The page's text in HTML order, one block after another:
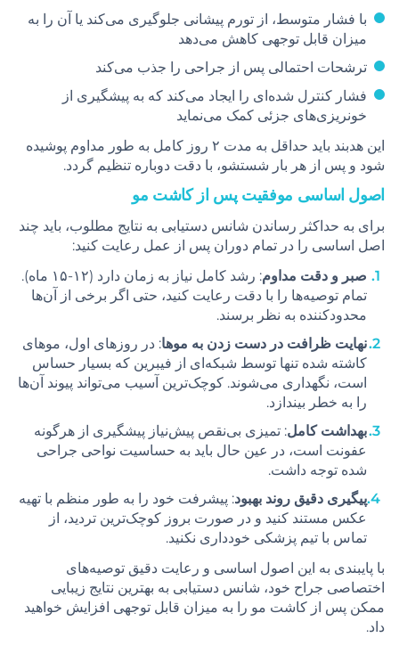
با فشار متوسط، از تورم پیشانی جلوگیری می‌کند یا آن را به
میزان قابل توجهی کاهش می‌دهد
ترشحات احتمالی پس از جراحی را جذب می‌کند
فشار کنترل شده‌ای را ایجاد می‌کند که به پیشگیری از
خونریزی‌های جزئی کمک می‌نماید
این هدبند باید حداقل به مدت ۲ روز کامل به طور مداوم پوشیده
شود و پس از هر بار شستشو، با دقت دوباره تنظیم گردد.
اصول اساسی موفقیت پس از کاشت مو
برای به حداکثر رساندن شانس دستیابی به نتایج مطلوب، باید چند
اصل اساسی را در تمام دوران پس از عمل رعایت کنید:
صبر و دقت مداوم
: رشد کامل نیاز به زمان دارد (۱۲-۱۵ ماه).
تمام توصیه‌ها را با دقت رعایت کنید، حتی اگر برخی از آن‌ها
محدودکننده به نظر برسند.
نهایت ظرافت در دست زدن به موها: در روزهای اول، موهای
کاشته شده تنها توسط شبکه‌ای از فیبرین که بسیار حساس
است، نگهداری می‌شوند. کوچک‌ترین آسیب می‌تواند پیوند آن‌ها
را به خطر بیندازد.
بهداشت کامل: تمیزی بی‌نقص پیش‌نیاز پیشگیری از هرگونه
عفونت است، در عین حال باید به حساسیت نواحی جراحی
شده توجه داشت.
پیگیری دقیق روند بهبود: پیشرفت خود را به طور منظم با تهیه
عکس مستند کنید و در صورت بروز کوچک‌ترین تردید، از
تماس با تیم پزشکی خودداری نکنید.
با پایبندی به این اصول اساسی و رعایت دقیق توصیه‌های
اختصاصی جراح خود، شانس دستیابی به بهترین نتایج زیبایی
ممکن پس از کاشت مو را به میزان قابل توجهی افزایش خواهید
داد.